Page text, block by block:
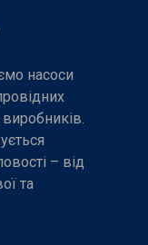
насоси
– від
та